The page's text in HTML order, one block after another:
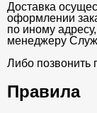
Доставка
оформлении
по иному
менеджеру
Либо позвонить
Правила